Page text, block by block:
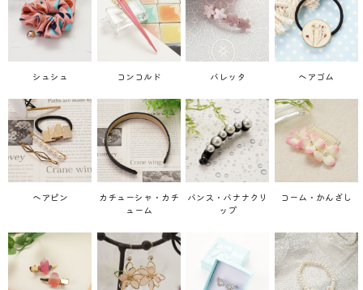
シュシュ コンコルド バレッタ ヘアゴム
ヘアピン
カチューシャ・カチ
ューム
バンス・バナナクリ
ップ
コーム・かんざし